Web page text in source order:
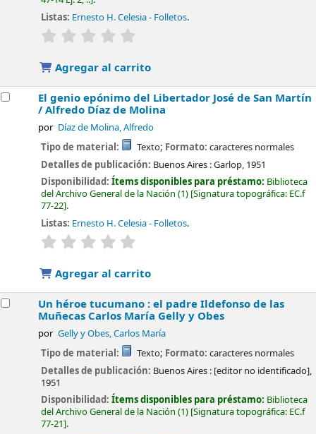
Listas: Ernesto H. Celesia - Folletos.
valoración
Agregar al carrito
El genio epónimo del Libertador José de San Martín
/Alfredo Díaz de Molina
por Díaz de Molina, Alfredo
Tipo de material: Texto; Formato: caracteres normales
Detalles de publicación: Buenos Aires :Garlop, 1951
Disponibilidad:Ítems disponibles para préstamo: Biblioteca
del Archivo General de la Nación (1) Signatura topográfica: EC.f
77-22 .
Listas: Ernesto H. Celesia - Folletos.
valoración
Agregar al carrito
Un héroe tucumano : el padre Ildefonso de las
Muñecas Carlos María Gelly y Obes
por Gelly y Obes, Carlos María
Tipo de material: Texto; Formato: caracteres normales
Detalles de publicación: Buenos Aires : [editor no identificado],
1951
Disponibilidad:Ítems disponibles para préstamo: Biblioteca
del Archivo General de la Nación (1) Signatura topográfica: EC.f
77-21 .